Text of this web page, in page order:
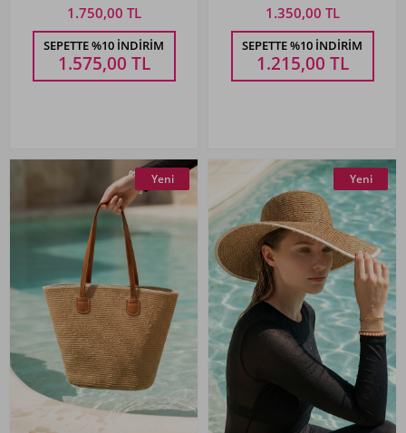
1.750,00 TL
SEPETTE %10 İNDIRIM
1.575,00 TL
1.350,00 TL
SEPETTE %10 İNDIRIM
1.215,00 TL
Yeni Yeni